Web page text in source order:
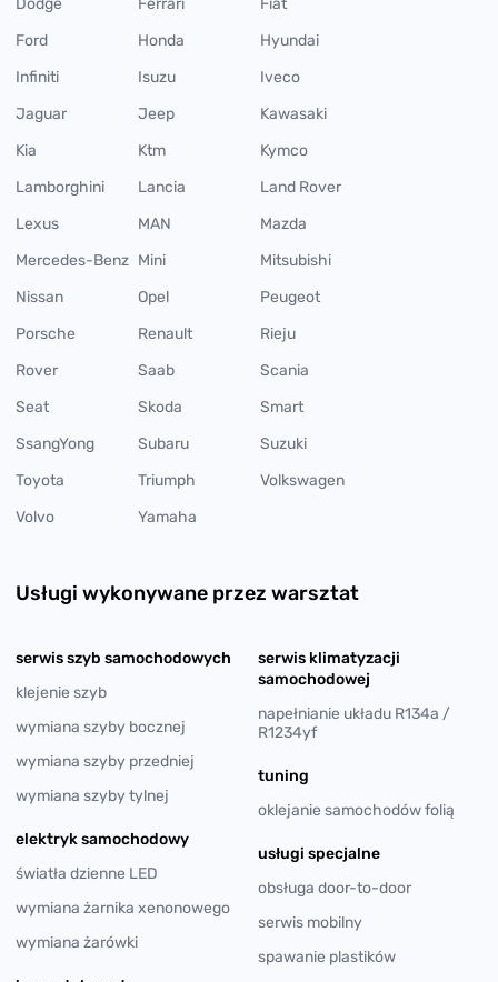
Ford
Honda
Hyundai
Infiniti
Isuzu
Iveco
Jaguar
Jeep
Kawasaki
Kia
Ktm
Kymco
Lamborghini
Lancia
Land Rover
Lexus
MAN
Mazda
Mercedes-Benz Mini
Mitsubishi
Nissan
Opel
Peugeot
Porsche
Renault
Rieju
Rover
Saab
Scania
Seat
Skoda
Smart
SsangYong
Subaru
Suzuki
Toyota
Triumph
Volkswagen
Volvo
Yamaha
Usługi wykonywane przez warsztat
serwis szyb samochodowych
klejenie szyb
wymiana szyby bocznej
wymiana szyby przedniej
wymiana szyby tylnej
elektryk samochodowy
światła dzienne LED
wymiana żarnika xenonowego
wymiana żarówki
serwis klimatyzacji
samochodowej
napełnianie układu R134a /
R1234yf
tuning
oklejanie samochodów folią
usługi specjalne
obsługa door-to-door
serwis mobilny
spawanie plastików